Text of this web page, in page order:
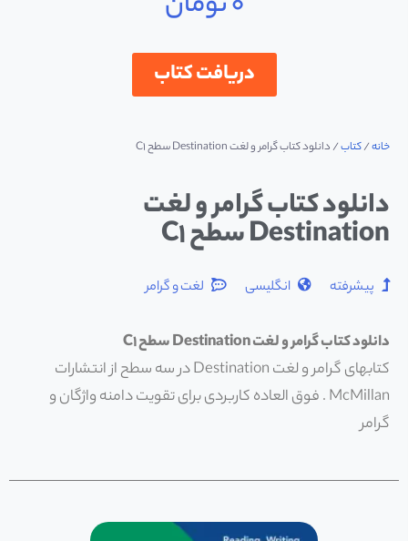
دریافت کتاب
خانه/کتاب/ دانلود کتاب گرامر و لغت Destination سطح C1
دانلود کتاب گرامر و لغت
Destination سطح C1
پیشرفته انگلیسی لغت و گرامر
دانلود کتاب گرامر و لغت Destination سطح C1
کتابهای گرامر و لغت Destination در سه سطح از انتشارات
McMillan . فوق العاده کاربردی برای تقویت دامنه واژگان و
گرامر